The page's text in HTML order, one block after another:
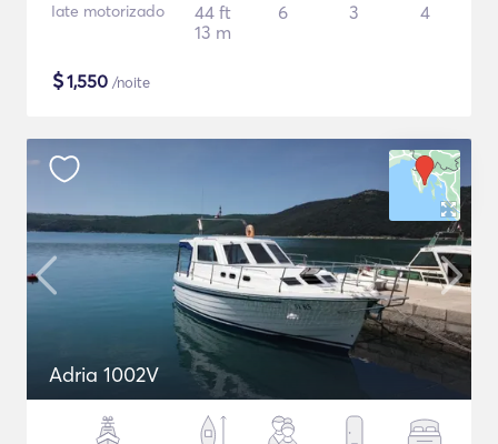
Iate motorizado
44 ft
13 m
6 3 4
$1,550 /noite
Adria 1002V